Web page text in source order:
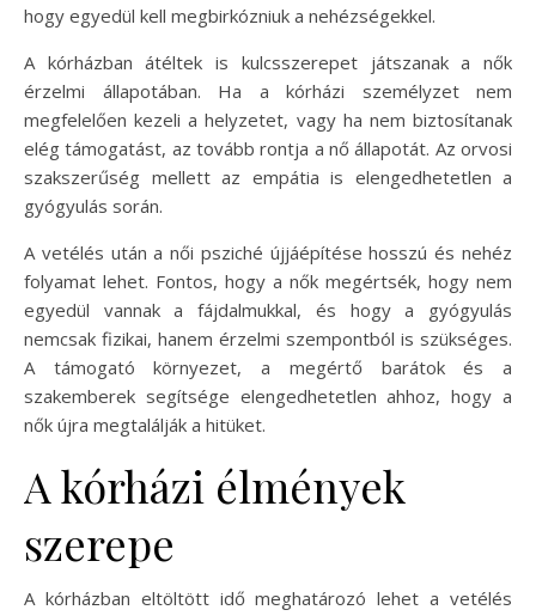
hogy egyedül kell megbirkózniuk a nehézségekkel.
A kórházban átéltek is kulcsszerepet játszanak a nők
érzelmi állapotában. Ha a kórházi személyzet nem
megfelelően kezeli a helyzetet, vagy ha nem biztosítanak
elég támogatást, az tovább rontja a nő állapotát. Az orvosi
szakszerűség mellett az empátia is elengedhetetlen a
gyógyulás során.
A vetélés után a női psziché újjáépítése hosszú és nehéz
folyamat lehet. Fontos, hogy a nők megértsék, hogy nem
egyedül vannak a fájdalmukkal, és hogy a gyógyulás
nemcsak fizikai, hanem érzelmi szempontból is szükséges.
A támogató környezet, a megértő barátok és a
szakemberek segítsége elengedhetetlen ahhoz, hogy a
nők újra megtalálják a hitüket.
A kórházi élmények
szerepe
A kórházban eltöltött idő meghatározó lehet a vetélés